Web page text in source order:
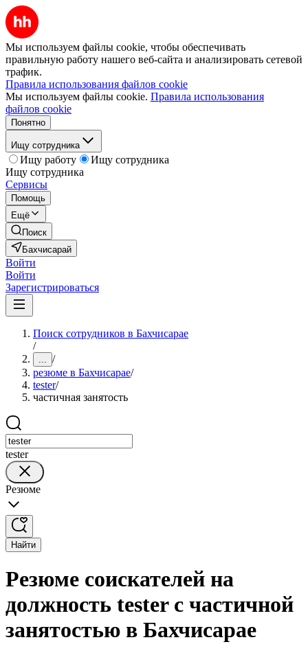
Мы используем файлы cookie, чтобы обеспечивать
правильную работу нашего веб-сайта и анализировать сетевой
трафик.
Правила использования файлов cookie
Мы используем файлы cookie. Правила использования
файлов cookie
Понятно
Ищу сотрудника
Ищу работу
Ищу сотрудника
Ищу сотрудника
Сервисы
Помощь
Ещё
Поиск
Бахчисарай
Войти
Войти
Зарегистрироваться
Поиск сотрудников в Бахчисарае
/
... /
резюме в Бахчисарае/
tester/
частичная занятость
tester
Резюме
Найти
Резюме соискателей на
должность tester с частичной
занятостью в Бахчисарае